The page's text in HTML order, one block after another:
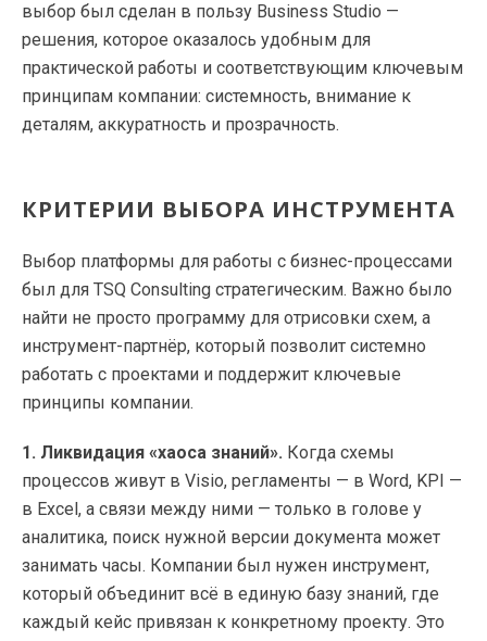
выбор был сделан в пользу Business Studio —
решения, которое оказалось удобным для
практической работы и соответствующим ключевым
принципам компании: системность, внимание к
деталям, аккуратность и прозрачность.
КРИТЕРИИ ВЫБОРА ИНСТРУМЕНТА
Выбор платформы для работы с бизнес-процессами
был для TSQ Consulting стратегическим. Важно было
найти не просто программу для отрисовки схем, а
инструмент-партнёр, который позволит системно
работать с проектами и поддержит ключевые
принципы компании.
1. Ликвидация «хаоса знаний». Когда схемы
процессов живут в Visio, регламенты — в Word, KPI —
в Excel, а связи между ними — только в голове у
аналитика, поиск нужной версии документа может
занимать часы. Компании был нужен инструмент,
который объединит всё в единую базу знаний, где
каждый кейс привязан к конкретному проекту. Это